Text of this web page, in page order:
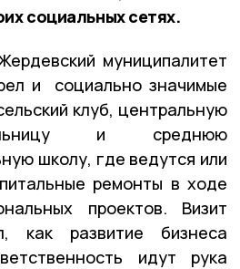
социальных сетях.
муниципалитет
и социально значимые
клуб, центральную
и среднюю
школу, где ведутся или
ремонты в ходе
проектов. Визит
как развитие бизнеса
идут рука